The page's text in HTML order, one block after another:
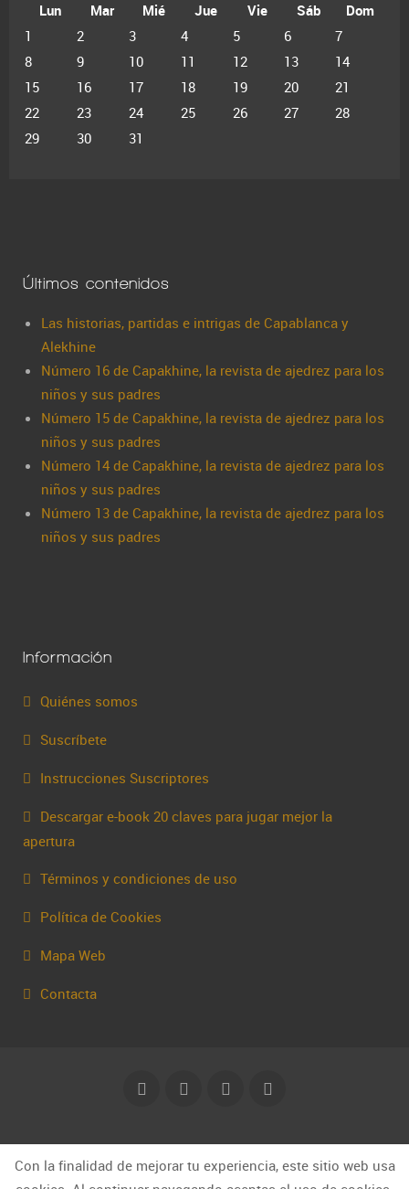
Lun
Mar Mié Jue Vie Sáb
Dom
1
2 3 4 5 6
7
8
9 10 11 12 13
14
15
16 17 18 19 20
21
22
23 24 25 26 27
28
29
30 31
Últimos contenidos
Las historias, partidas e intrigas de Capablanca y
Alekhine
Número 16 de Capakhine, la revista de ajedrez para los
niños y sus padres
Número 15 de Capakhine, la revista de ajedrez para los
niños y sus padres
Número 14 de Capakhine, la revista de ajedrez para los
niños y sus padres
Número 13 de Capakhine, la revista de ajedrez para los
niños y sus padres
Información
Quiénes somos
Suscríbete
Instrucciones Suscriptores
Descargar e-book 20 claves para jugar mejor la
apertura
Términos y condiciones de uso
Política de Cookies
Mapa Web
Contacta
© Capakhine 2025 | capakhine@gmail.com
Con la finalidad de mejorar tu experiencia, este sitio web usa